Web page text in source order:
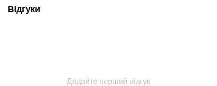
Відгуки
Додайте перший відгук